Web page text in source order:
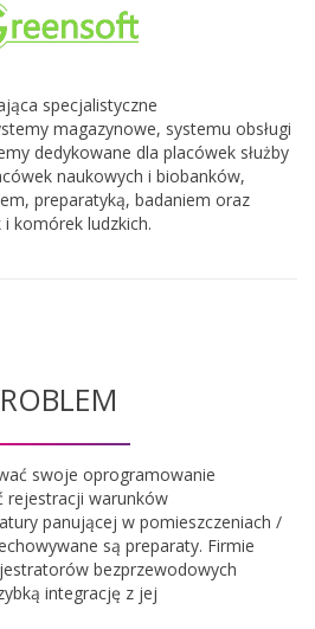
specjalistyczne
magazynowe, systemu obsługi
dedykowane dla placówek służby
naukowych i biobanków,
preparatyką, badaniem oraz
komórek ludzkich.
swoje oprogramowanie
rejestracji warunków
panującej w pomieszczeniach /
są preparaty. Firmie
bezprzewodowych
integrację z jej